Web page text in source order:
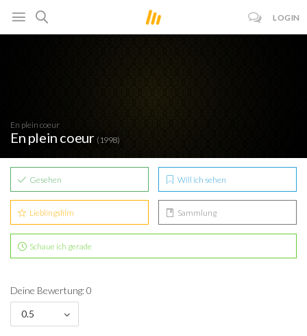
LOGIN
En plein coeur
En plein coeur (1998)
Gesehen Will ich sehen
Lieblingsfilm Sammlung
Schaue ich gerade
Deine Bewertung: 0
0.5